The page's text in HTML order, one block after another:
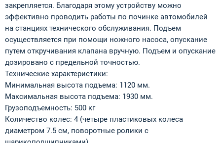
закрепляется. Благодаря этому устройству можно
эффективно проводить работы по починке автомобилей
на станциях технического обслуживания. Подъем
осуществляется при помощи ножного насоса, опускание
путем откручивания клапана вручную. Подъем и опускание
дозировано с предельной точностью.
Технические характеристики:
Минимальная высота подъема: 1120 мм.
Максимальная высота подъема: 1930 мм.
Грузоподъемность: 500 кг
Количество колес: 4 (четыре пластиковых колеса
диаметром 7.5 см, поворотные ролики с